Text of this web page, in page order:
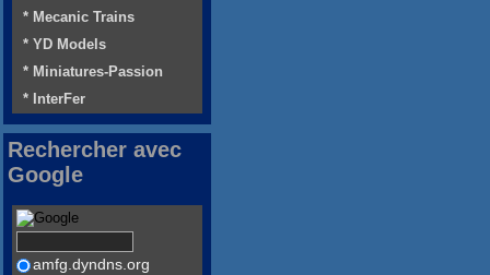
* Mecanic Trains
* YD Models
* Miniatures-Passion
* InterFer
Rechercher avec
Google
amfg.dyndns.org